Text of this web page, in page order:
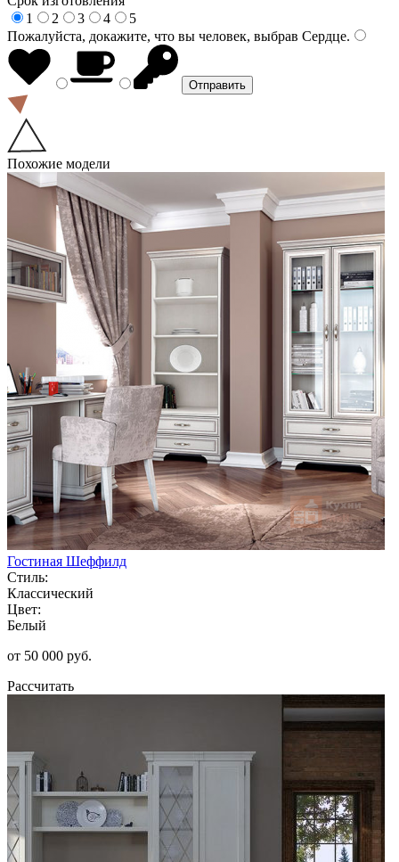
1
2 3 4
5
Пожалуйста, докажите, что вы человек, выбрав Сердце.
Похожие модели
Гостиная Шеффилд
Стиль:
Классический
Цвет:
Белый
от 50 000 руб.
Рассчитать